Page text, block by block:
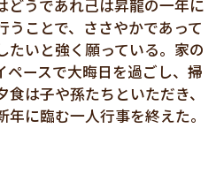
どうであれ己は昇龍の一年に
うことで、ささやかであって
たいと強く願っている。家の
ペースで大晦日を過ごし、掃
は子や孫たちといただき、
に臨む一人行事を終えた。